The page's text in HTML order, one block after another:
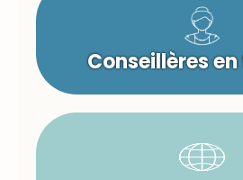
Conseillères